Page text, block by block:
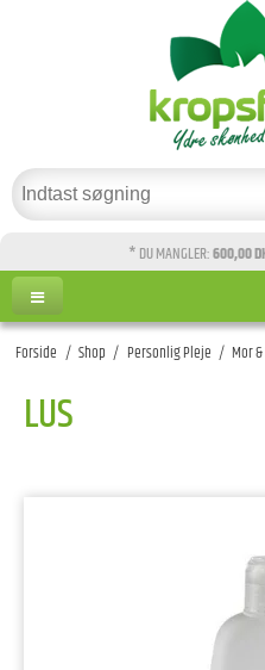
* DU MANGLER:600,00
Forside / Shop / Personlig Pleje / Mor
LUS